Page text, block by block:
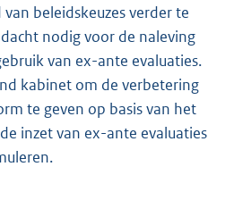
beleidskeuzes verder te
nodig voor de naleving
van ex-ante evaluaties.
kabinet om de verbetering
te geven op basis van het
inzet van ex-ante evaluaties